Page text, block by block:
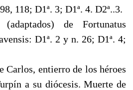
118; D1ª. 3; D1ª. 4. D2ª..3.
de Fortunatus
D1ª. 2 y n. 26; D1ª. 4;
Carlos, entierro de los héroes
a su diócesis. Muerte de